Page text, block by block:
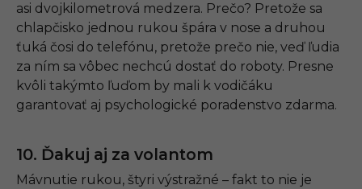
asi dvojkilometrová medzera. Prečo? Pretože sa
chlapčisko jednou rukou špára v nose a druhou
ťuká čosi do telefónu, pretože prečo nie, veď ľudia
za ním sa vôbec nechcú dostať do roboty. Presne
kvôli takýmto ľuďom by mali k vodičáku
garantovať aj psychologické poradenstvo zdarma.
10. Ďakuj aj za volantom
Mávnutie rukou, štyri výstražné – fakt to nie je